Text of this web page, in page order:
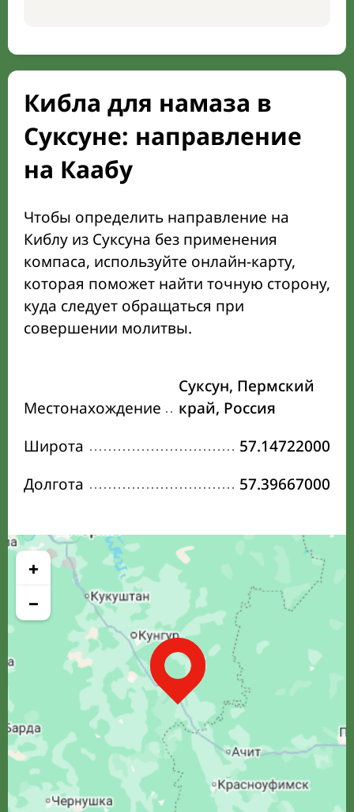
Кибла для намаза в
Суксуне: направление
на Каабу
Чтобы определить направление на
Киблу из Суксуна без применения
компаса, используйте онлайн-карту,
которая поможет найти точную сторону,
куда следует обращаться при
совершении молитвы.
Местонахождение
Суксун, Пермский
край, Россия
Широта
57.14722000
Долгота
57.39667000
+
−